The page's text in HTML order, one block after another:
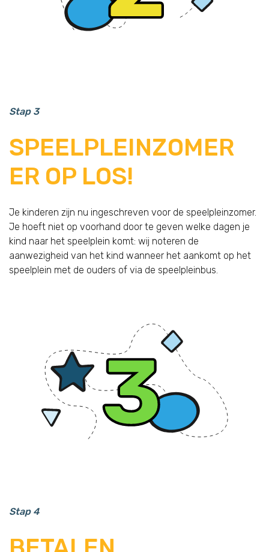
Stap 3
SPEELPLEINZOMER
ER OP LOS!
Je kinderen zijn nu ingeschreven voor de speelpleinzomer.
Je hoeft niet op voorhand door te geven welke dagen je
kind naar het speelplein komt: wij noteren de
aanwezigheid van het kind wanneer het aankomt op het
speelplein met de ouders of via de speelpleinbus.
Stap 4